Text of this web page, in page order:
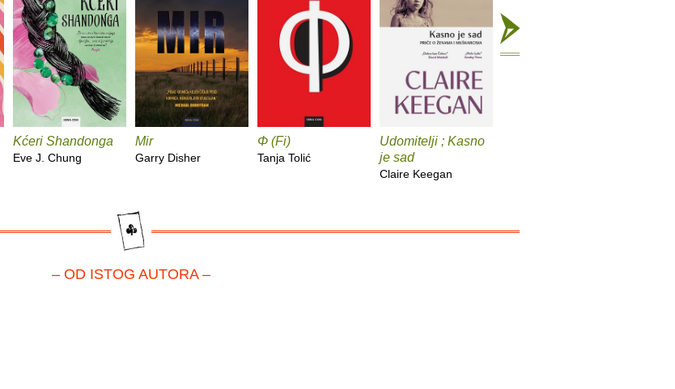
Kćeri Shandonga
Eve J. Chung
Mir
Garry Disher
Φ (Fi)
Tanja Tolić
Udomitelji ; Kasno
je sad
Claire Keegan
– OD ISTOG AUTORA –